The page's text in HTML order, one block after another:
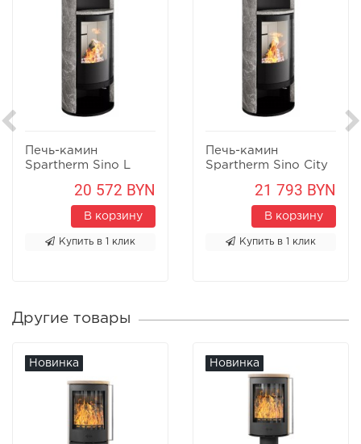
Печь-камин
Spartherm Sino L
20 572 BYN
В корзину
Купить в 1 клик
Печь-камин
Spartherm Sino City
21 793 BYN
В корзину
Купить в 1 клик
Другие товары
Новинка Новинка